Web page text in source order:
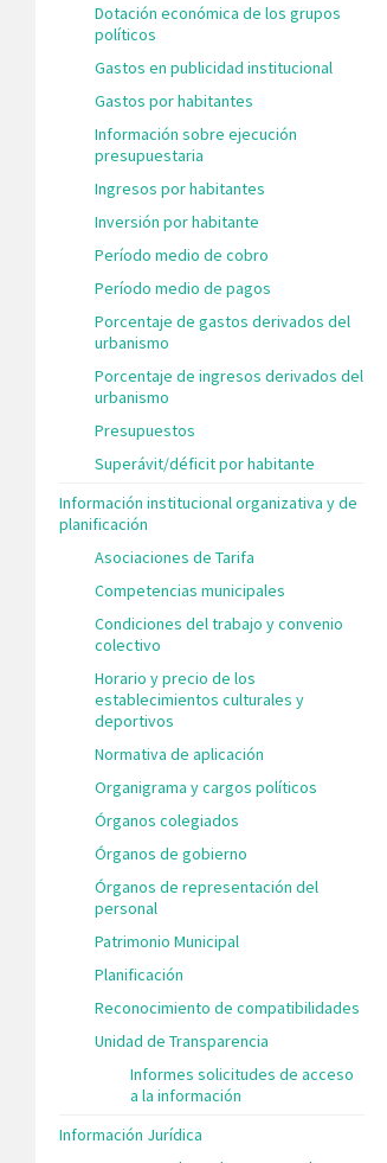
Dotación económica de los grupos
políticos
Gastos en publicidad institucional
Gastos por habitantes
Información sobre ejecución
presupuestaria
Ingresos por habitantes
Inversión por habitante
Período medio de cobro
Período medio de pagos
Porcentaje de gastos derivados del
urbanismo
Porcentaje de ingresos derivados del
urbanismo
Presupuestos
Superávit/déficit por habitante
Información institucional organizativa y de
planificación
Asociaciones de Tarifa
Competencias municipales
Condiciones del trabajo y convenio
colectivo
Horario y precio de los
establecimientos culturales y
deportivos
Normativa de aplicación
Organigrama y cargos políticos
Órganos colegiados
Órganos de gobierno
Órganos de representación del
personal
Patrimonio Municipal
Planificación
Reconocimiento de compatibilidades
Unidad de Transparencia
Informes solicitudes de acceso
a la información
Información Jurídica